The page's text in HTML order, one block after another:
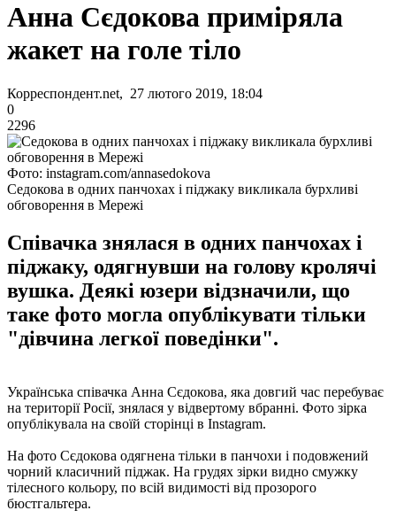
Анна Сєдокова приміряла
жакет на голе тіло
Корреспондент.net, 27 лютого 2019, 18:04
0
2296
Фото: instagram.com/annasedokova
Седокова в одних панчохах і піджаку викликала бурхливі
обговорення в Мережі
Співачка знялася в одних панчохах і
піджаку, одягнувши на голову кролячі
вушка. Деякі юзери відзначили, що
таке фото могла опублікувати тільки
"дівчина легкої поведінки".
Українська співачка Анна Сєдокова, яка довгий час перебуває
на території Росії, знялася у відвертому вбранні. Фото зірка
опублікувала на своїй сторінці в Instagram.
На фото Сєдокова одягнена тільки в панчохи і подовжений
чорний класичний піджак. На грудях зірки видно смужку
тілесного кольору, по всій видимості від прозорого
бюстгальтера.